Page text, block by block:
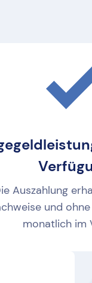
Auszahlung
und
monatlich im